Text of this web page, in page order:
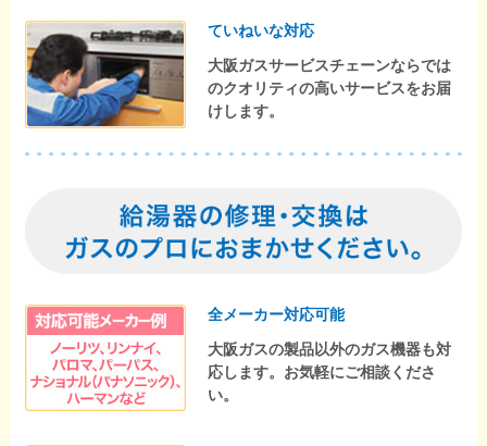
ていねいな対応
大阪ガスサービスチェーンならでは
のクオリティの高いサービスをお届
けします。
全メーカー対応可能
大阪ガスの製品以外のガス機器も対
応します。お気軽にご相談くださ
い。